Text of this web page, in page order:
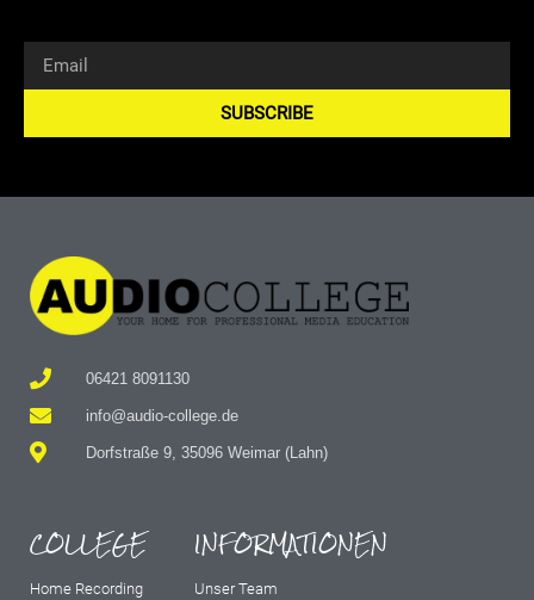
SUBSCRIBE
06421 8091130
info@audio-college.de
Dorfstraße 9, 35096 Weimar (Lahn)
COLLEGE
Home Recording
INFORMATIONEN
Unser Team